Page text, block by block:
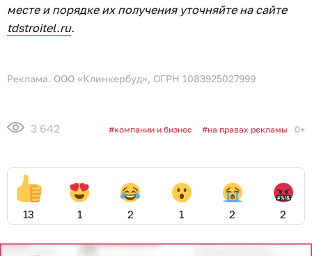
месте и порядке их получения уточняйте на сайте
tdstroitel.ru.
Реклама. ООО «Клинкербуд», ОГРН 1083925027999
3 642 компании и бизнес на правах рекламы 0+
13 1 2 1 2 2